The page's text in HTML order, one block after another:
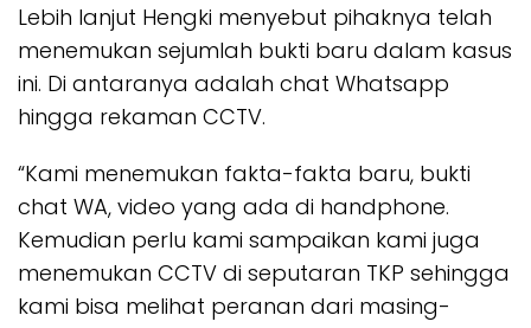
Lebih lanjut Hengki menyebut pihaknya telah
menemukan sejumlah bukti baru dalam kasus
ini. Di antaranya adalah chat Whatsapp
hingga rekaman CCTV.
“Kami menemukan fakta-fakta baru, bukti
chat WA, video yang ada di handphone.
Kemudian perlu kami sampaikan kami juga
menemukan CCTV di seputaran TKP sehingga
kami bisa melihat peranan dari masing-